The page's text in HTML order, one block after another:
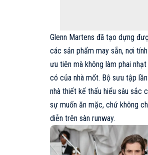
Glenn Martens đã tạo dựng
các sản phẩm may sẵn, nơi
ưu tiên mà không làm phai
có của nhà mốt. Bộ sưu tập
nhà thiết kế thấu hiểu sâu sắc
sự muốn ăn mặc, chứ không
diễn trên sàn runway.